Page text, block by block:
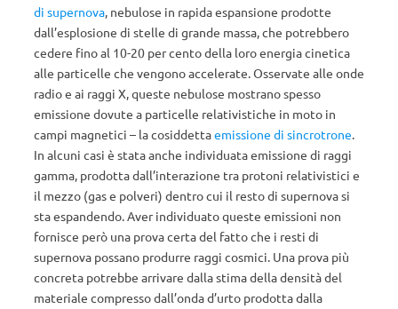
di supernova, nebulose in rapida espansione prodotte
dall’esplosione di stelle di grande massa, che potrebbero
cedere fino al 10-20 per cento della loro energia cinetica
alle particelle che vengono accelerate. Osservate alle onde
radio e ai raggi X, queste nebulose mostrano spesso
emissione dovute a particelle relativistiche in moto in
campi magnetici – la cosiddettaemissione di sincrotrone.
In alcuni casi è stata anche individuata emissione di raggi
gamma, prodotta dall’interazione tra protoni relativistici e
il mezzo (gas e polveri) dentro cui il resto di supernova si
sta espandendo. Aver individuato queste emissioni non
fornisce però una prova certa del fatto che i resti di
supernova possano produrre raggi cosmici. Una prova più
concreta potrebbe arrivare dalla stima della densità del
materiale compresso dall’onda d’urto prodotta dalla